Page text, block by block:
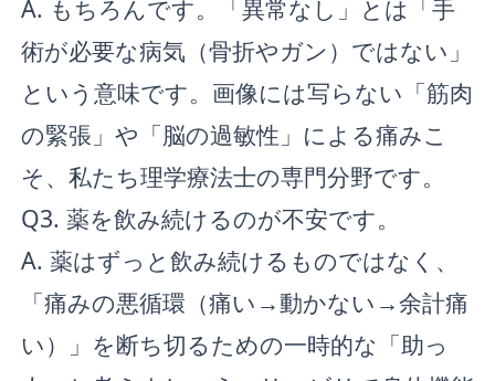
A. もちろんです。「異常なし」とは「手
術が必要な病気（骨折やガン）ではない」
という意味です。画像には写らない「筋肉
の緊張」や「脳の過敏性」による痛みこ
そ、私たち理学療法士の専門分野です。
Q3. 薬を飲み続けるのが不安です。
A. 薬はずっと飲み続けるものではなく、
「痛みの悪循環（痛い→動かない→余計痛
い）」を断ち切るための一時的な「助っ